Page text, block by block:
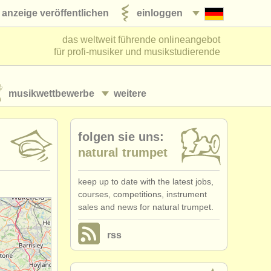
einloggen
anzeige veröffentlichen
das weltweit führende onlineangebot
für profi-musiker und musikstudierende
weitere
musikwettbewerbe
folgen sie uns:
natural trumpet
keep up to date with the latest jobs,
courses, competitions, instrument
sales and news for natural trumpet.
rss